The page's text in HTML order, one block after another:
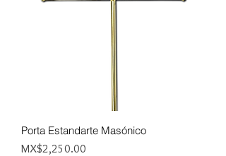
Porta Estandarte Masónico
Price
MX$2,250.00